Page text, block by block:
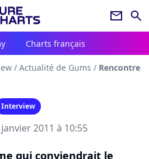
newsletter search
Charts français
/ Actualité de Gums / Rencontre
Interview
2011 à 10:55
qui conviendrait le